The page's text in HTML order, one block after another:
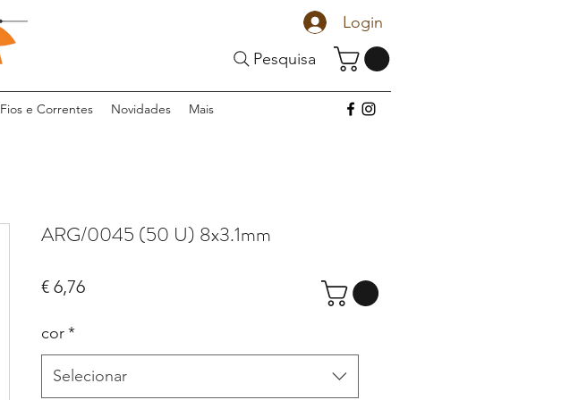
Login
Pesquisa
Fios e Correntes Novidades Mais
ARG/0045 (50 U) 8x3.1mm
€ 6,76Preço
cor*
Selecionar